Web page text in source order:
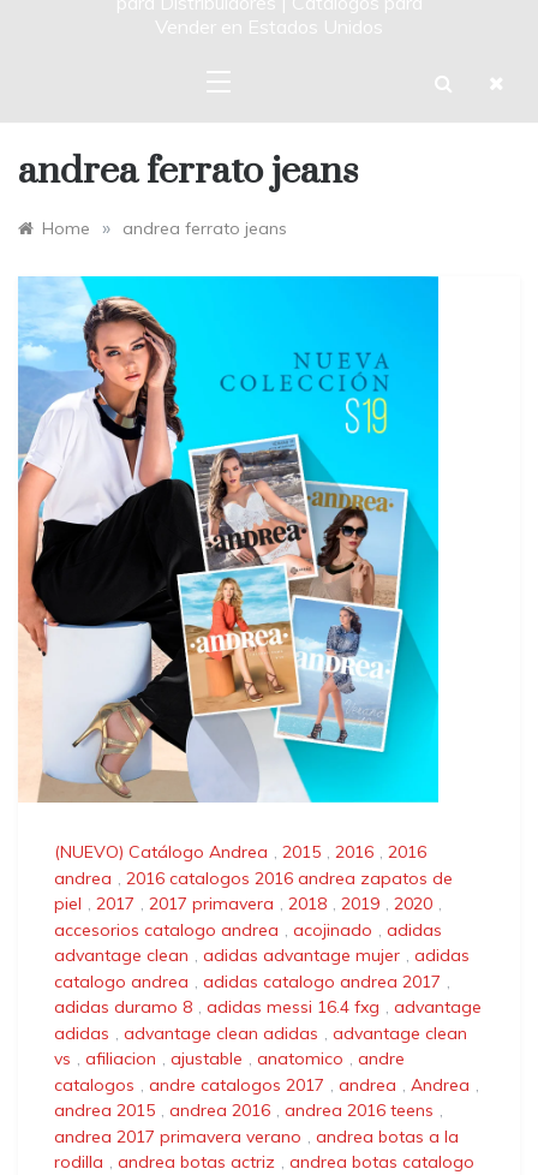
Vender en Estados Unidos
andrea ferrato jeans
Home » andrea ferrato jeans
(NUEVO) Catálogo Andrea , 2015 , 2016 , 2016
andrea , 2016 catalogos 2016 andrea zapatos de
piel , 2017 , 2017 primavera , 2018 , 2019 , 2020 ,
accesorios catalogo andrea , acojinado , adidas
advantage clean , adidas advantage mujer , adidas
catalogo andrea , adidas catalogo andrea 2017 ,
adidas duramo 8 , adidas messi 16.4 fxg , advantage
adidas , advantage clean adidas , advantage clean
vs , afiliacion , ajustable , anatomico , andre
catalogos , andre catalogos 2017 , andrea , Andrea ,
andrea 2015 , andrea 2016 , andrea 2016 teens ,
andrea 2017 primavera verano , andrea botas a la
rodilla , andrea botas actriz , andrea botas catalogo